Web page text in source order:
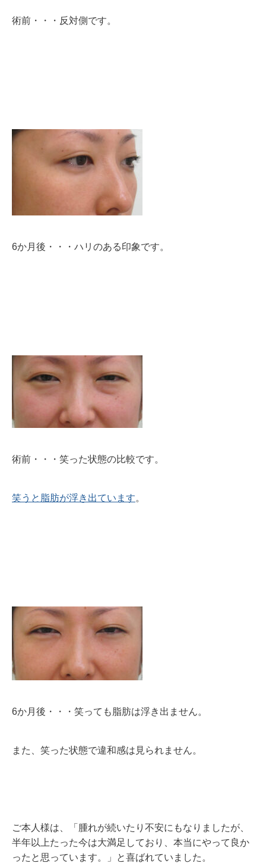
術前・・・反対側です。
6か月後・・・ハリのある印象です。
術前・・・笑った状態の比較です。
笑うと脂肪が浮き出ています。
6か月後・・・笑っても脂肪は浮き出ません。
また、笑った状態で違和感は見られません。
ご本人様は、「腫れが続いたり不安にもなりましたが、
半年以上たった今は大満足しており、本当にやって良か
ったと思っています。」と喜ばれていました。